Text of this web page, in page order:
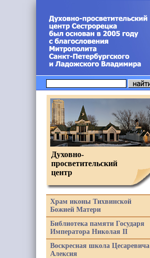
Духовно-
просветительский
центр
Храм иконы Тихвинской
Божией Матери
Библиотека памяти Государя
Императора Николая II
Воскресная школа Цесаревича
Алексия